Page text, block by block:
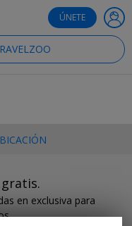
ÚNETE
gratis.
en exclusiva para